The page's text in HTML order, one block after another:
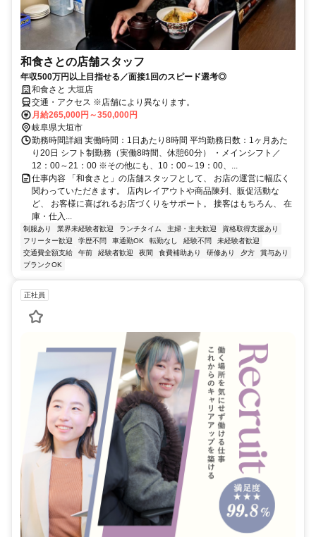
和食さとの店舗スタッフ
年収500万円以上目指せる／面接1回のスピード選考◎
和食さと 大垣店
交通・アクセス ※店舗により異なります。
月給265,000円～350,000円
岐阜県大垣市
勤務時間詳細 実働時間：1日あたり8時間 平均勤務日数：1ヶ月あた
り20日 シフト制勤務（実働8時間、休憩60分） ・メインシフト／
12：00～21：00 ※その他にも、10：00～19：00、...
仕事内容 「和食さと」の店舗スタッフとして、 お店の運営に幅広く
関わっていただきます。 店内レイアウトや商品陳列、販促活動な
ど、 お客様に喜ばれるお店づくりをサポート。 接客はもちろん、 在
庫・仕入...
制服あり 業界未経験者歓迎 ランチタイム 主婦・主夫歓迎
資格取得支援あり
フリーター歓迎
学歴不問 車通勤OK 転勤なし 経験不問
未経験者歓迎
交通費全額支給
午前 経験者歓迎 夜間 食費補助あり 研修あり 夕方
賞与あり
ブランクOK
正社員